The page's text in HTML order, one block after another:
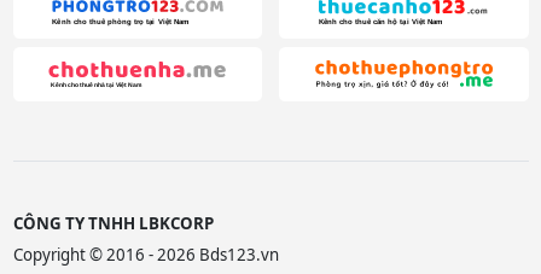
CÔNG TY TNHH LBKCORP
Copyright © 2016 - 2026 Bds123.vn